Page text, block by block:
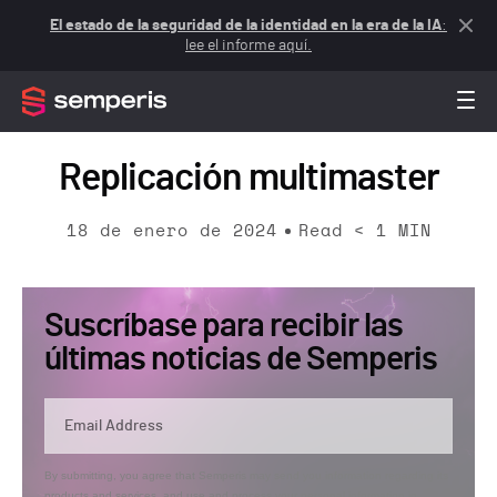
El estado de la seguridad de la identidad en la era de la IA:
lee el informe aquí.
Replicación multimaster
18 de enero de 2024 Read < 1 MIN
Suscríbase para recibir las
últimas noticias de Semperis
By submitting, you agree that Semperis may send you information regarding its